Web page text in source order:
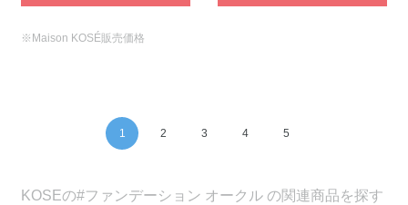
※Maison KOSÉ販売価格
1 2 3 4 5
KOSEの#ファンデーション オークル の関連商品を探す